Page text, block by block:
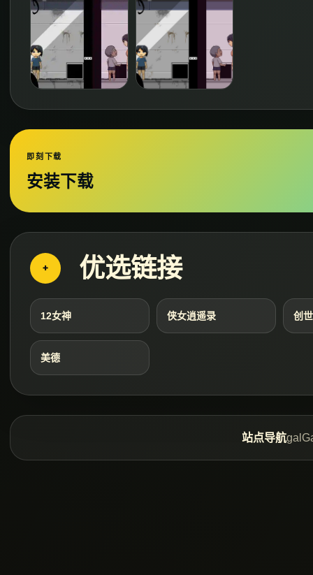
即刻下载
安装下载
+ 优选链接
12女神 侠女逍遥录 创
美德
站点导航